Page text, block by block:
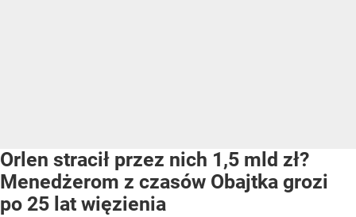
Orlen stracił przez nich 1,5 mld zł?
Menedżerom z czasów Obajtka grozi
po 25 lat więzienia